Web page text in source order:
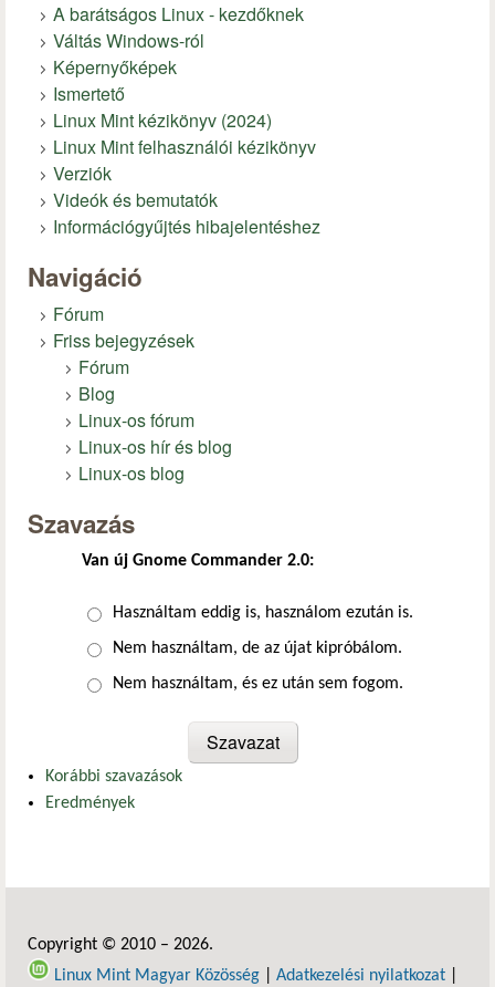
A barátságos Linux - kezdőknek
Váltás Windows-ról
Képernyőképek
Ismertető
Linux Mint kézikönyv (2024)
Linux Mint felhasználói kézikönyv
Verziók
Videók és bemutatók
Információgyűjtés hibajelentéshez
Navigáció
Fórum
Friss bejegyzések
Fórum
Blog
Linux-os fórum
Linux-os hír és blog
Linux-os blog
Szavazás
Van új Gnome Commander 2.0:
Választások
Használtam eddig is, használom ezután is.
Nem használtam, de az újat kipróbálom.
Nem használtam, és ez után sem fogom.
Korábbi szavazások
Eredmények
Copyright © 2010 – 2026.
Linux Mint Magyar Közösség
Adatkezelési nyilatkozat